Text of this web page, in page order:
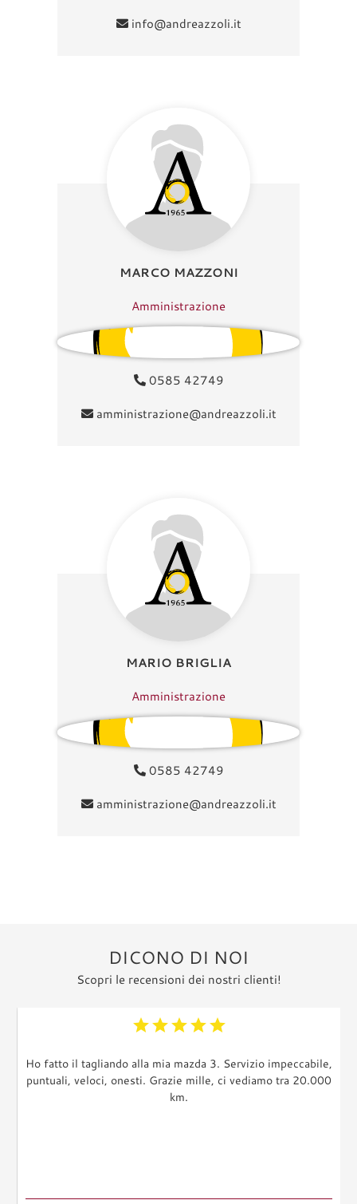
info@andreazzoli.it
MARCO MAZZONI
Amministrazione
0585 42749
amministrazione@andreazzoli.it
MARIO BRIGLIA
Amministrazione
0585 42749
amministrazione@andreazzoli.it
DICONO DI NOI
Scopri le recensioni dei nostri clienti!
starstarstarstarstar
Ho fatto il tagliando alla mia mazda 3. Servizio impeccabile,
puntuali, veloci, onesti. Grazie mille, ci vediamo tra 20.000
km.